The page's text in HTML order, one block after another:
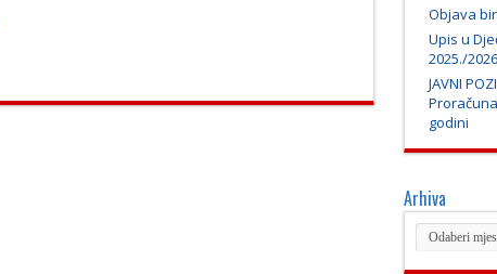
Objava
Upis u
2025./
JAVNI
godini
Arhiva